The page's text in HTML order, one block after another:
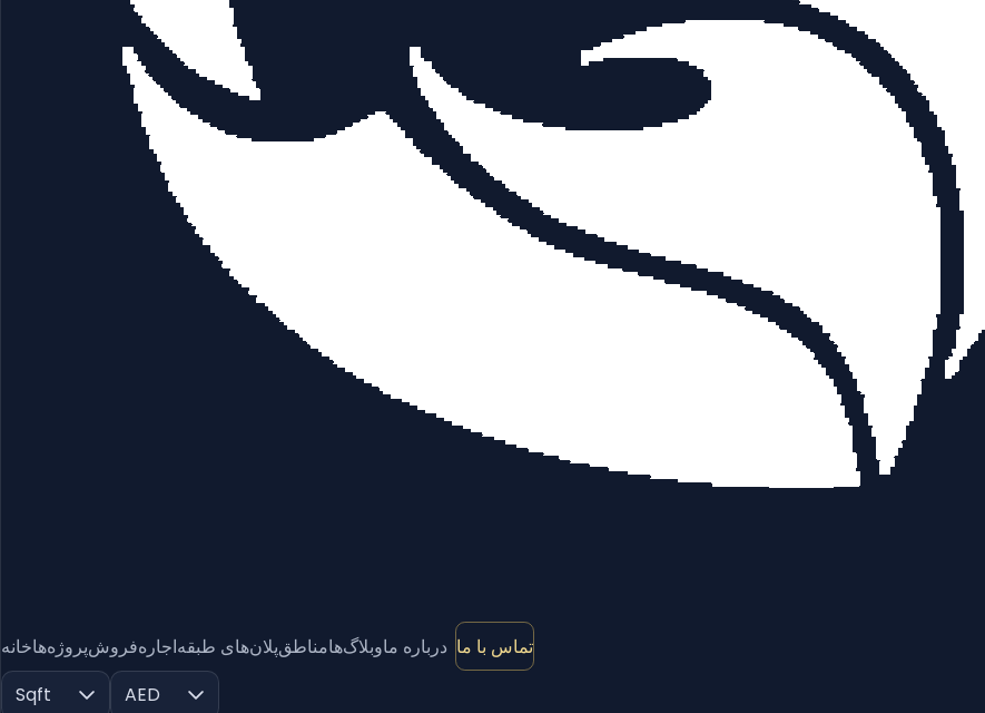
خانهپروژه‌هافروشاجارهپلان‌های طبقهمناطقوبلاگ‌هادرباره ما تماس با ما
Sqft
AED